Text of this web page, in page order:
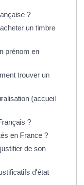
?
un timbre
prénom en
trouver un
(accueil
?
en France ?
de son
d'état